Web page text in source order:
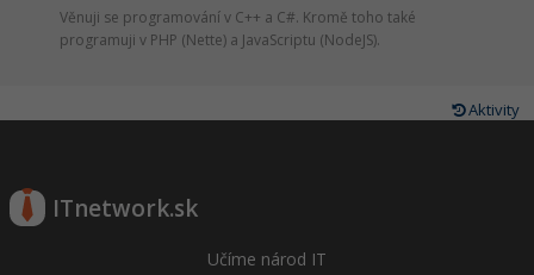
Věnuji se programování v C++ a C#. Kromě toho také
programuji v PHP (Nette) a JavaScriptu (NodeJS).
Aktivity
ITnetwork.sk
Učíme národ IT